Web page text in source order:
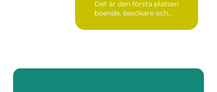
Det är den första platsen
boende, besökare och...